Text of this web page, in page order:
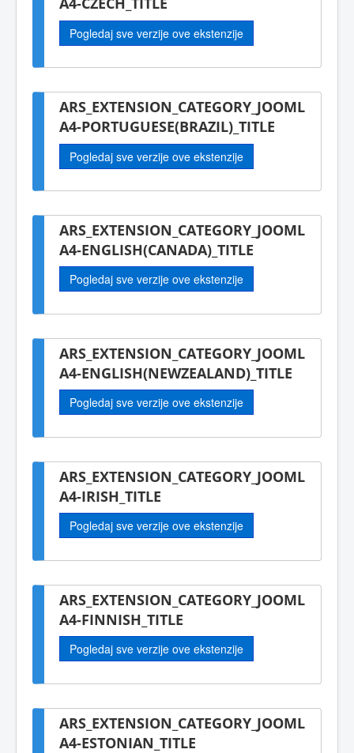
Pogledaj sve verzije ove ekstenzije
ARS_EXTENSION_CATEGORY_JOOML
A4-PORTUGUESE(BRAZIL)_TITLE
Pogledaj sve verzije ove ekstenzije
ARS_EXTENSION_CATEGORY_JOOML
A4-ENGLISH(CANADA)_TITLE
Pogledaj sve verzije ove ekstenzije
ARS_EXTENSION_CATEGORY_JOOML
A4-ENGLISH(NEWZEALAND)_TITLE
Pogledaj sve verzije ove ekstenzije
ARS_EXTENSION_CATEGORY_JOOML
A4-IRISH_TITLE
Pogledaj sve verzije ove ekstenzije
ARS_EXTENSION_CATEGORY_JOOML
A4-FINNISH_TITLE
Pogledaj sve verzije ove ekstenzije
ARS_EXTENSION_CATEGORY_JOOML
A4-ESTONIAN_TITLE